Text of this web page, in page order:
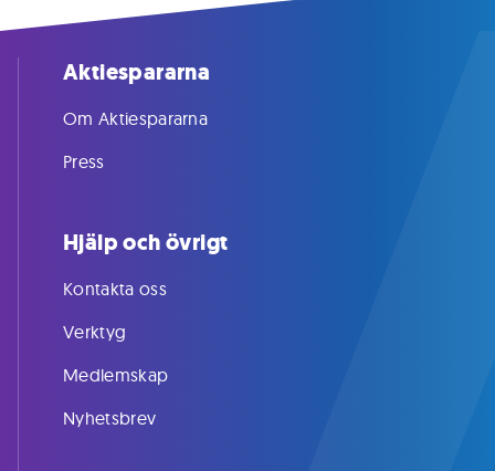
Aktiespararna
Om Aktiespararna
Press
Hjälp och övrigt
Kontakta oss
Verktyg
Medlemskap
Nyhetsbrev